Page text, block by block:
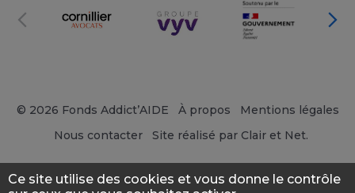
© 2026 Fonds Addict’AIDE À propos
Mentions légales
Nous contacter
Site réalisé par Clair et Net.
Ce site utilise des cookies et vous donne le contrôle